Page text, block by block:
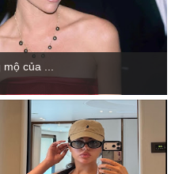
của ...